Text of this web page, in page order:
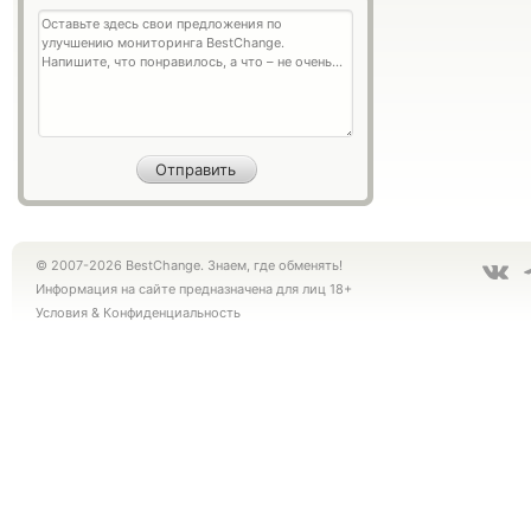
© 2007-2026 BestChange. Знаем, где обменять!
Информация на сайте предназначена для лиц 18+
Условия & Конфиденциальность